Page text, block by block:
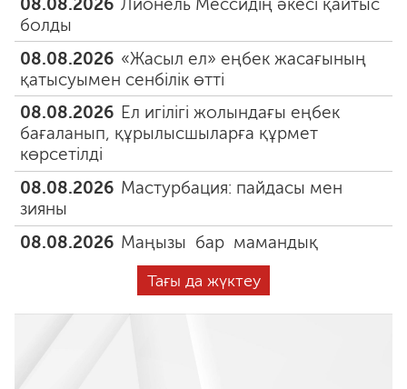
болды
08.08.2026 «Жасыл ел» еңбек жасағының
қатысуымен сенбілік өтті
08.08.2026 Ел игілігі жолындағы еңбек
бағаланып, құрылысшыларға құрмет
көрсетілді
08.08.2026 Мастурбация: пайдасы мен
зияны
08.08.2026 Маңызы бар мамандық
Тағы да жүктеу